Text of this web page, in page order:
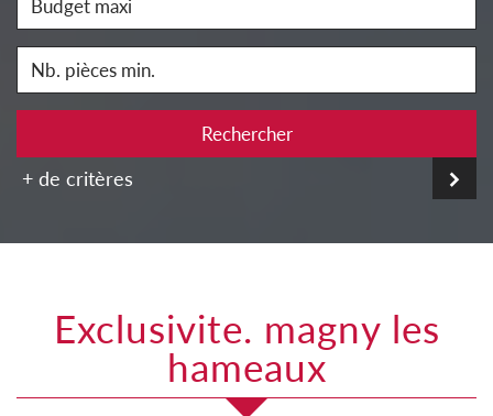
Rechercher
+ de critères
exclusivite. magny les
hameaux